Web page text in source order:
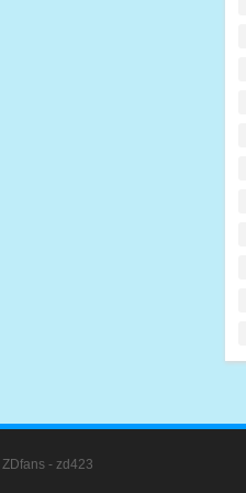
ZDfans - zd423